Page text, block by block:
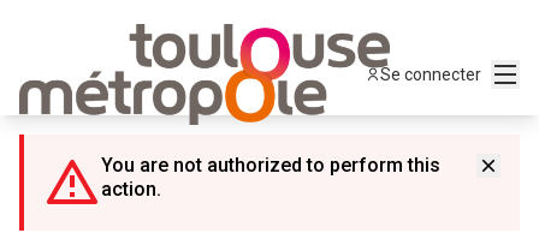
Se connecter
You are not authorized to perform this
action.